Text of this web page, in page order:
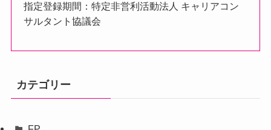
指定登録期間：特定非営利活動法人 キャリアコン
サルタント協議会
カテゴリー